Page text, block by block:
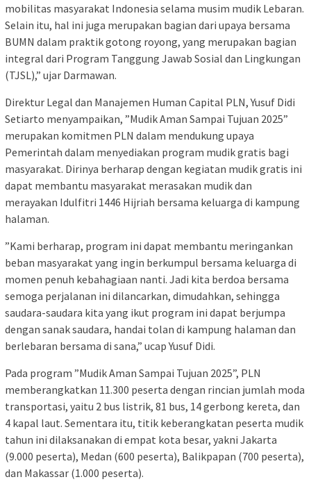
mobilitas masyarakat Indonesia selama musim mudik Lebaran.
Selain itu, hal ini juga merupakan bagian dari upaya bersama
BUMN dalam praktik gotong royong, yang merupakan bagian
integral dari Program Tanggung Jawab Sosial dan Lingkungan
(TJSL),” ujar Darmawan.
Direktur Legal dan Manajemen Human Capital PLN, Yusuf Didi
Setiarto menyampaikan, ”Mudik Aman Sampai Tujuan 2025”
merupakan komitmen PLN dalam mendukung upaya
Pemerintah dalam menyediakan program mudik gratis bagi
masyarakat. Dirinya berharap dengan kegiatan mudik gratis ini
dapat membantu masyarakat merasakan mudik dan
merayakan Idulfitri 1446 Hijriah bersama keluarga di kampung
halaman.
”Kami berharap, program ini dapat membantu meringankan
beban masyarakat yang ingin berkumpul bersama keluarga di
momen penuh kebahagiaan nanti. Jadi kita berdoa bersama
semoga perjalanan ini dilancarkan, dimudahkan, sehingga
saudara-saudara kita yang ikut program ini dapat berjumpa
dengan sanak saudara, handai tolan di kampung halaman dan
berlebaran bersama di sana,” ucap Yusuf Didi.
Pada program ”Mudik Aman Sampai Tujuan 2025”, PLN
memberangkatkan 11.300 peserta dengan rincian jumlah moda
transportasi, yaitu 2 bus listrik, 81 bus, 14 gerbong kereta, dan
4 kapal laut. Sementara itu, titik keberangkatan peserta mudik
tahun ini dilaksanakan di empat kota besar, yakni Jakarta
(9.000 peserta), Medan (600 peserta), Balikpapan (700 peserta),
dan Makassar (1.000 peserta).